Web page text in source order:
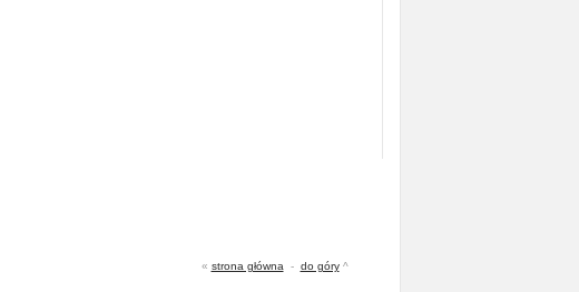
« strona główna - do góry^